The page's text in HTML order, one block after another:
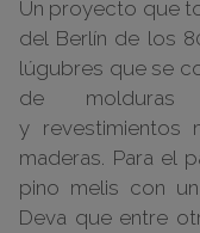
Un proyecto que
del Berlín de los
lúgubres que se
de molduras
y r
maderas. Para el
pino melis con
Deva que entre